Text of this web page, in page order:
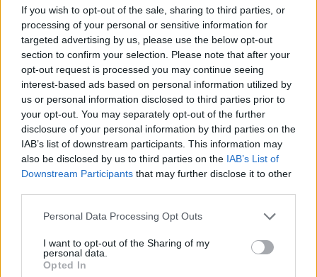
If you wish to opt-out of the sale, sharing to third parties, or
processing of your personal or sensitive information for
targeted advertising by us, please use the below opt-out
section to confirm your selection. Please note that after your
opt-out request is processed you may continue seeing
interest-based ads based on personal information utilized by
us or personal information disclosed to third parties prior to
your opt-out. You may separately opt-out of the further
disclosure of your personal information by third parties on the
IAB’s list of downstream participants. This information may
also be disclosed by us to third parties on the IAB’s List of
Downstream Participants that may further disclose it to other
Please note that this website/app uses one or more Google
not limited to your visit or usage behaviour. You may click to
grant or deny consent to Google and its third-party tags to
use your data for below specified purposes in below Google
Personal Data Processing Opt Outs
I want to opt-out of the Sharing of my
personal data.
Opted In
Bár a pókok és a romlás valós alapot
biztosíthatnak a babonának, más lehetséges
magyarázatok is szép számmal akadnak. Egy
elmélet szerint például a banánt szállító
hajóknak a szokásosnál gyorsabban kellett
haladniuk, hogy a rakomány még azelőtt célba
érjen, mielőtt megromlana. Ez a plusz sebesség
állítólag megnehezítette a legénység tagjai
számára a halászatot a hajóról, így sokszor
éhesek maradtak. Egy másik verzió azt állítja,
olyan alkoholt termelt, ami tüzeket okozhatott a